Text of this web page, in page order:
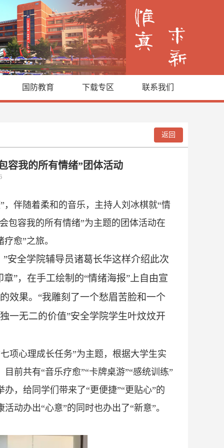
国防教育 下载专区 联系我们
返回
容我的所有情绪”团体活动
伴随着柔和的音乐，主持人刘冰棋就“情
包容我的所有情绪”为主题的团体活动在
愈”之旅。
安全学院辅导员诸葛长华这样介绍此次
”，在手工绘制的“情绪海报”上自由宣
效果。“我雕刻了一个愁眉苦脸和一个
一无二的价值”安全学院学生叶炆炆开
项心理成长任务”为主题，根据大学生实
前共有“音乐疗愈”“卡牌桌游”“感统训练”
，给同学们带来了“更便捷”“更贴心”的
动办出“心意”的同时也办出了“新意”。